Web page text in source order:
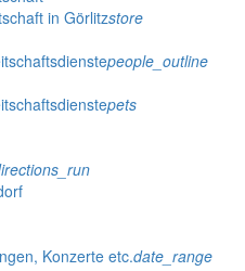
in Görlitzstore
people_outline
pets
Konzerte etc.date_range